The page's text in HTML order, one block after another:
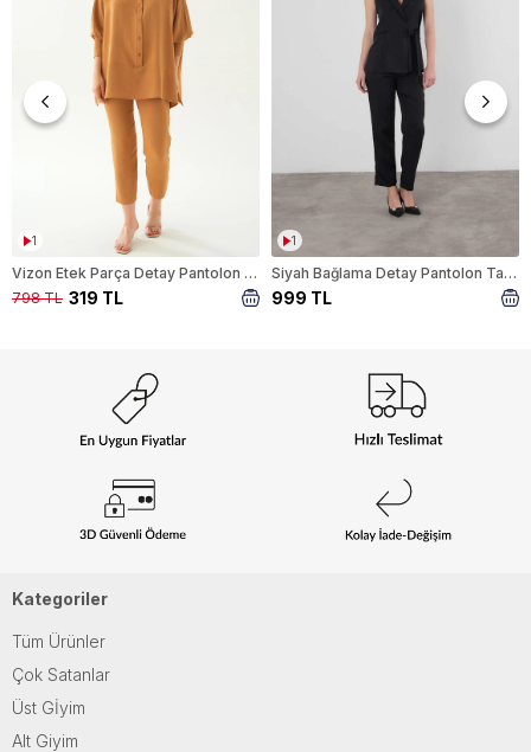
1
Vizon Etek Parça Detay Pantolon Takım 6775A
319 TL
798 TL
1
Siyah Bağlama Detay Pantolon Takım 6307
999 TL
Kategoriler
Tüm Ürünler
Çok Satanlar
Üst Gİyim
Alt Giyim